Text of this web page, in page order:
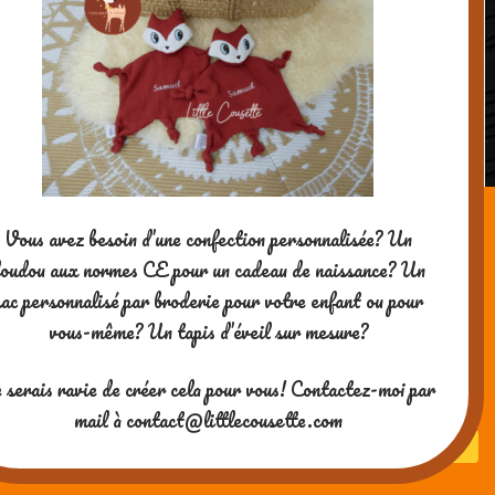
DIY: Jeux d’ombres sur le thème
d’Halloween
Notre fête d'Halloween 2014
Powered by WordPress| theme SG Window
Vous avez besoin d’une confection personnalisée? Un
aux normes CE pour un cadeau de naissance? Un
personnalisé par broderie pour votre enfant ou pour
vous-même? Un tapis d’éveil sur mesure?
ravie de créer cela pour vous! Contactez-moi par
mail à contact@littlecousette.com
Merci pour votre visite ! Si vous
aimez mes contenus, vous
pouvez me soutenir en me